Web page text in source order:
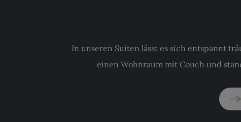
In unseren Suiten lässt es sich entspannt
einen Wohnraum mit Couch und